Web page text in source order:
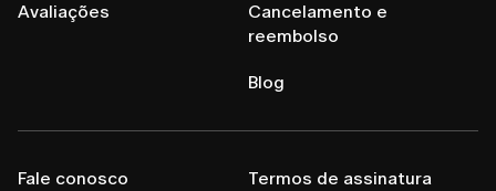
Avaliações
Cancelamento e
reembolso
Blog
Fale conosco Termos de assinatura